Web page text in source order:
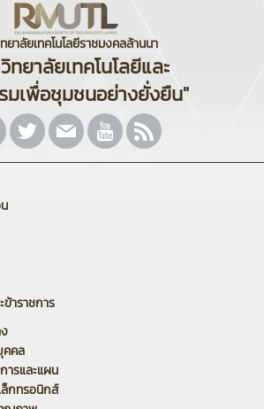
ยาลัยเทคโนโลยีราชมงคลล้านนา
ทยาลัยเทคโนโลยีและ
มเพื่อชุมชนอย่างยั่งยืน"
าราชการ
คคล
ารและแผน
ล็กทรอนิกส์